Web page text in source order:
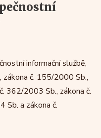
informační službě,
č. 155/2000 Sb.,
362/2003 Sb., zákona č.
Sb. a zákona č.